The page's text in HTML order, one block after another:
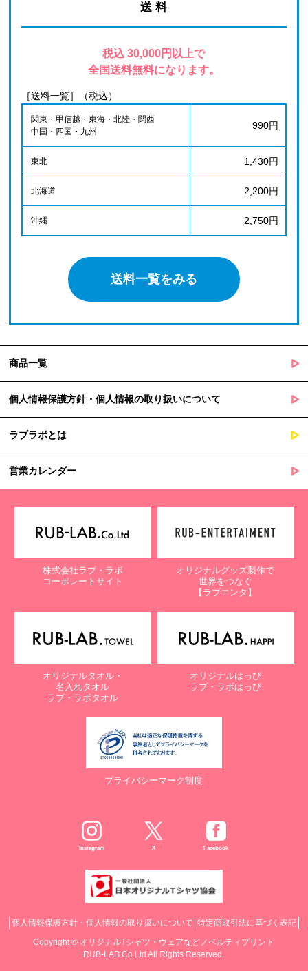
送 料
税込 30,000円以上で
全国送料無料になります。
［送料一覧］（税込）
関東・甲信越・東海・北陸・関西
中国・四国・九州
990円
東北 1,430円
北海道 2,200円
沖縄 2,750円
送料一覧をみる
商品一覧
個人情報保護方針・個人情報の取り扱いについて
ラブラボとは
営業カレンダー
株式会社ラブ・ラボ
コーポレートサイト
オリジナルグッズ製作で
世界をつなぐ
【ラブエンタ】
オリジナルタオル・
名入れタオル
ラブ・ラボタオル
オリジナルはっぴ
ラブ・ラボはっぴ
プライバシーマーク制度
Instagram X Facebook
個人情報保護方針・個人情報の取り扱いについて 特定商取引法に基づく表記
Copyright © オリジナルTシャツ・ウェアなどノベルティプリント
RUB-LAB Co.Ltd All Rights Reserved.